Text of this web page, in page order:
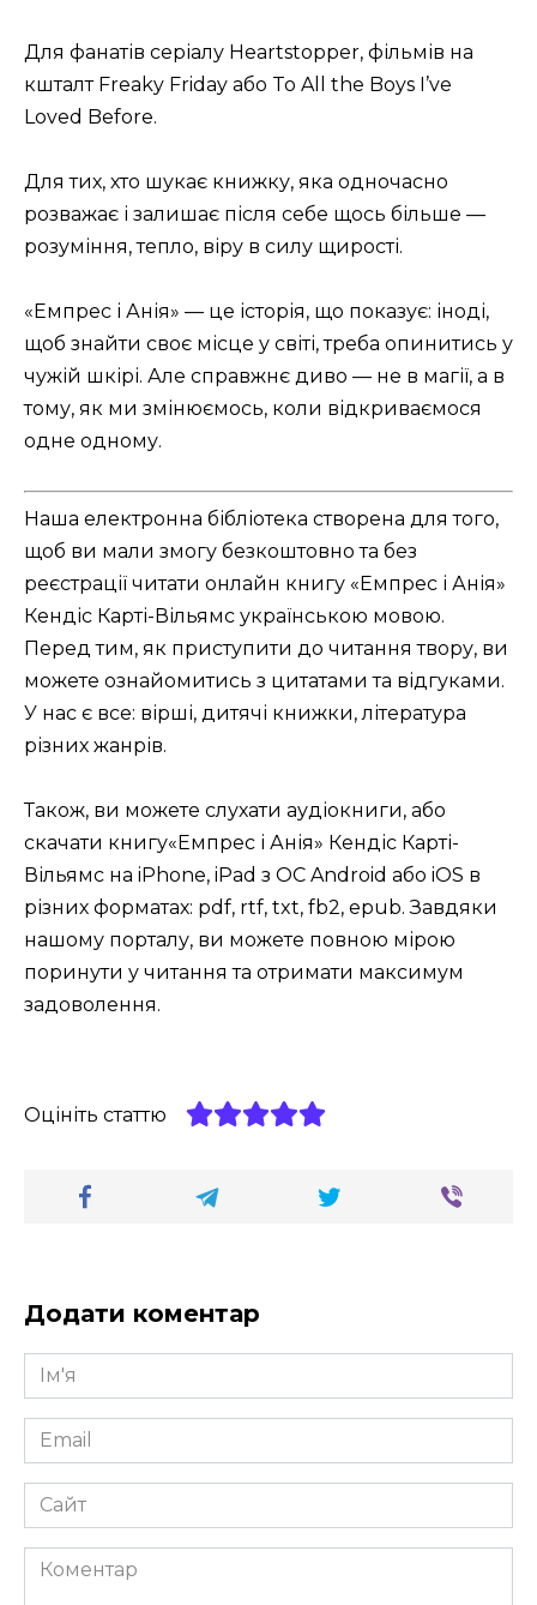
Для фанатів серіалу Heartstopper, фільмів на
кшталт Freaky Friday або To All the Boys I’ve
Loved Before.
Для тих, хто шукає книжку, яка одночасно
розважає і залишає після себе щось більше —
розуміння, тепло, віру в силу щирості.
«Емпрес і Анія» — це історія, що показує: іноді,
щоб знайти своє місце у світі, треба опинитись у
чужій шкірі. Але справжнє диво — не в магії, а в
тому, як ми змінюємось, коли відкриваємося
одне одному.
Наша електронна бібліотека створена для того,
щоб ви мали змогу безкоштовно та без
реєстрації читати онлайн книгу «Емпрес і Анія»
Кендіс Карті-Вільямс українською мовою.
Перед тим, як приступити до читання твору, ви
можете ознайомитись з цитатами та відгуками.
У нас є все: вірші, дитячі книжки, література
різних жанрів.
Також, ви можете слухати аудіокниги, або
скачати книгу«Емпрес і Анія» Кендіс Карті-
Вільямс на iPhone, iPad з ОС Android або iOS в
різних форматах: pdf, rtf, txt, fb2, epub. Завдяки
нашому порталу, ви можете повною мірою
поринути у читання та отримати максимум
задоволення.
Оцініть статтю
Додати коментар
Ім'я
*
Email
*
Сайт
Коментар